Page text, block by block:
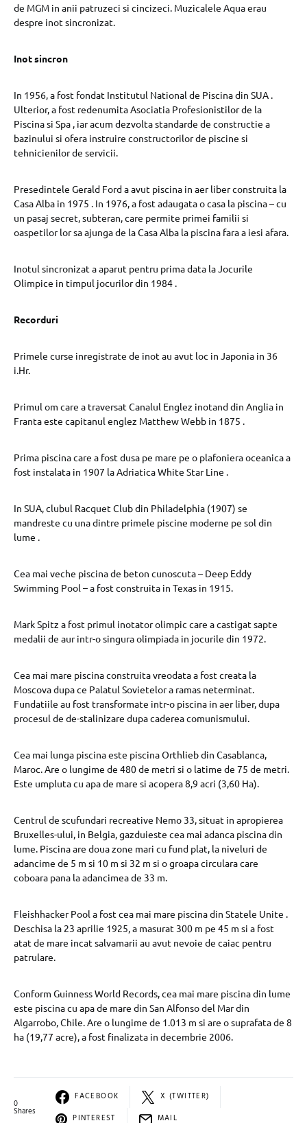
de MGM in anii patruzeci si cincizeci. Muzicalele Aqua erau
despre inot sincronizat.
Inot sincron
In 1956, a fost fondat Institutul National de Piscina din SUA .
Ulterior, a fost redenumita Asociatia Profesionistilor de la
Piscina si Spa , iar acum dezvolta standarde de constructie a
bazinului si ofera instruire constructorilor de piscine si
tehnicienilor de servicii.
Presedintele Gerald Ford a avut piscina in aer liber construita la
Casa Alba in 1975 . In 1976, a fost adaugata o casa la piscina – cu
un pasaj secret, subteran, care permite primei familii si
oaspetilor lor sa ajunga de la Casa Alba la piscina fara a iesi afara.
Inotul sincronizat a aparut pentru prima data la Jocurile
Olimpice in timpul jocurilor din 1984 .
Recorduri
Primele curse inregistrate de inot au avut loc in Japonia in 36
i.Hr.
Primul om care a traversat Canalul Englez inotand din Anglia in
Franta este capitanul englez Matthew Webb in 1875 .
Prima piscina care a fost dusa pe mare pe o plafoniera oceanica a
fost instalata in 1907 la Adriatica White Star Line .
In SUA, clubul Racquet Club din Philadelphia (1907) se
mandreste cu una dintre primele piscine moderne pe sol din
lume .
Cea mai veche piscina de beton cunoscuta – Deep Eddy
Swimming Pool – a fost construita in Texas in 1915.
Mark Spitz a fost primul inotator olimpic care a castigat sapte
medalii de aur intr-o singura olimpiada in jocurile din 1972.
Cea mai mare piscina construita vreodata a fost creata la
Moscova dupa ce Palatul Sovietelor a ramas neterminat.
Fundatiile au fost transformate intr-o piscina in aer liber, dupa
procesul de de-stalinizare dupa caderea comunismului.
Cea mai lunga piscina este piscina Orthlieb din Casablanca,
Maroc. Are o lungime de 480 de metri si o latime de 75 de metri.
Este umpluta cu apa de mare si acopera 8,9 acri (3,60 Ha).
Centrul de scufundari recreative Nemo 33, situat in apropierea
Bruxelles-ului, in Belgia, gazduieste cea mai adanca piscina din
lume. Piscina are doua zone mari cu fund plat, la niveluri de
adancime de 5 m si 10 m si 32 m si o groapa circulara care
coboara pana la adancimea de 33 m.
Fleishhacker Pool a fost cea mai mare piscina din Statele Unite .
Deschisa la 23 aprilie 1925, a masurat 300 m pe 45 m si a fost
atat de mare incat salvamarii au avut nevoie de caiac pentru
patrulare.
Conform Guinness World Records, cea mai mare piscina din lume
este piscina cu apa de mare din San Alfonso del Mar din
Algarrobo, Chile. Are o lungime de 1.013 m si are o suprafata de 8
ha (19,77 acre), a fost finalizata in decembrie 2006.
0
Shares
FACEBOOK
X (TWITTER)
PINTEREST
MAIL